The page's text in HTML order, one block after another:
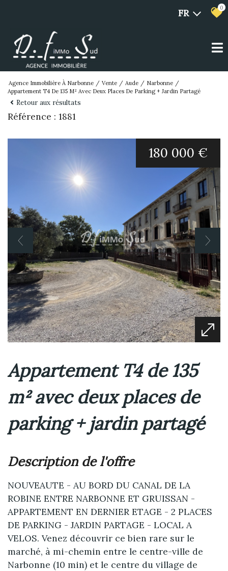
FR 0
Agence Immobilière À Narbonne Vente Aude
Narbonne
Appartement T4 De 135 M² Avec Deux Places De Parking + Jardin Partagé
Retour aux résultats
Référence : 1881
180 000 €
Appartement T4 de 135
m² avec deux places de
parking + jardin partagé
description de l'offre
NOUVEAUTE - AU BORD DU CANAL DE LA
ROBINE ENTRE NARBONNE ET GRUISSAN -
APPARTEMENT EN DERNIER ETAGE - 2 PLACES
DE PARKING - JARDIN PARTAGE - LOCAL A
VELOS. Venez découvrir ce bien rare sur le
marché, à mi-chemin entre le centre-ville de
Narbonne (10 min) et le centre du village de